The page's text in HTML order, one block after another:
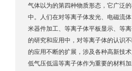
气体以为的第四种物质形态，它广泛
中。人们在对等离子体发光、电磁流
米器件加工、等离子体平板显示、等
的研究和应用中，对等离子体的认识
的应用不断的扩展，涉及各种高新技术
低气压低温等离子体作为重要的材料加